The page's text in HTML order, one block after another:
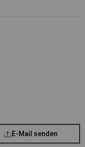
E-Mail senden